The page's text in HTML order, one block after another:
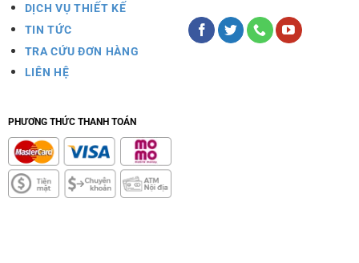
DỊCH VỤ THIẾT KẾ
TIN TỨC
TRA CỨU ĐƠN HÀNG
LIÊN HỆ
PHƯƠNG THỨC THANH TOÁN